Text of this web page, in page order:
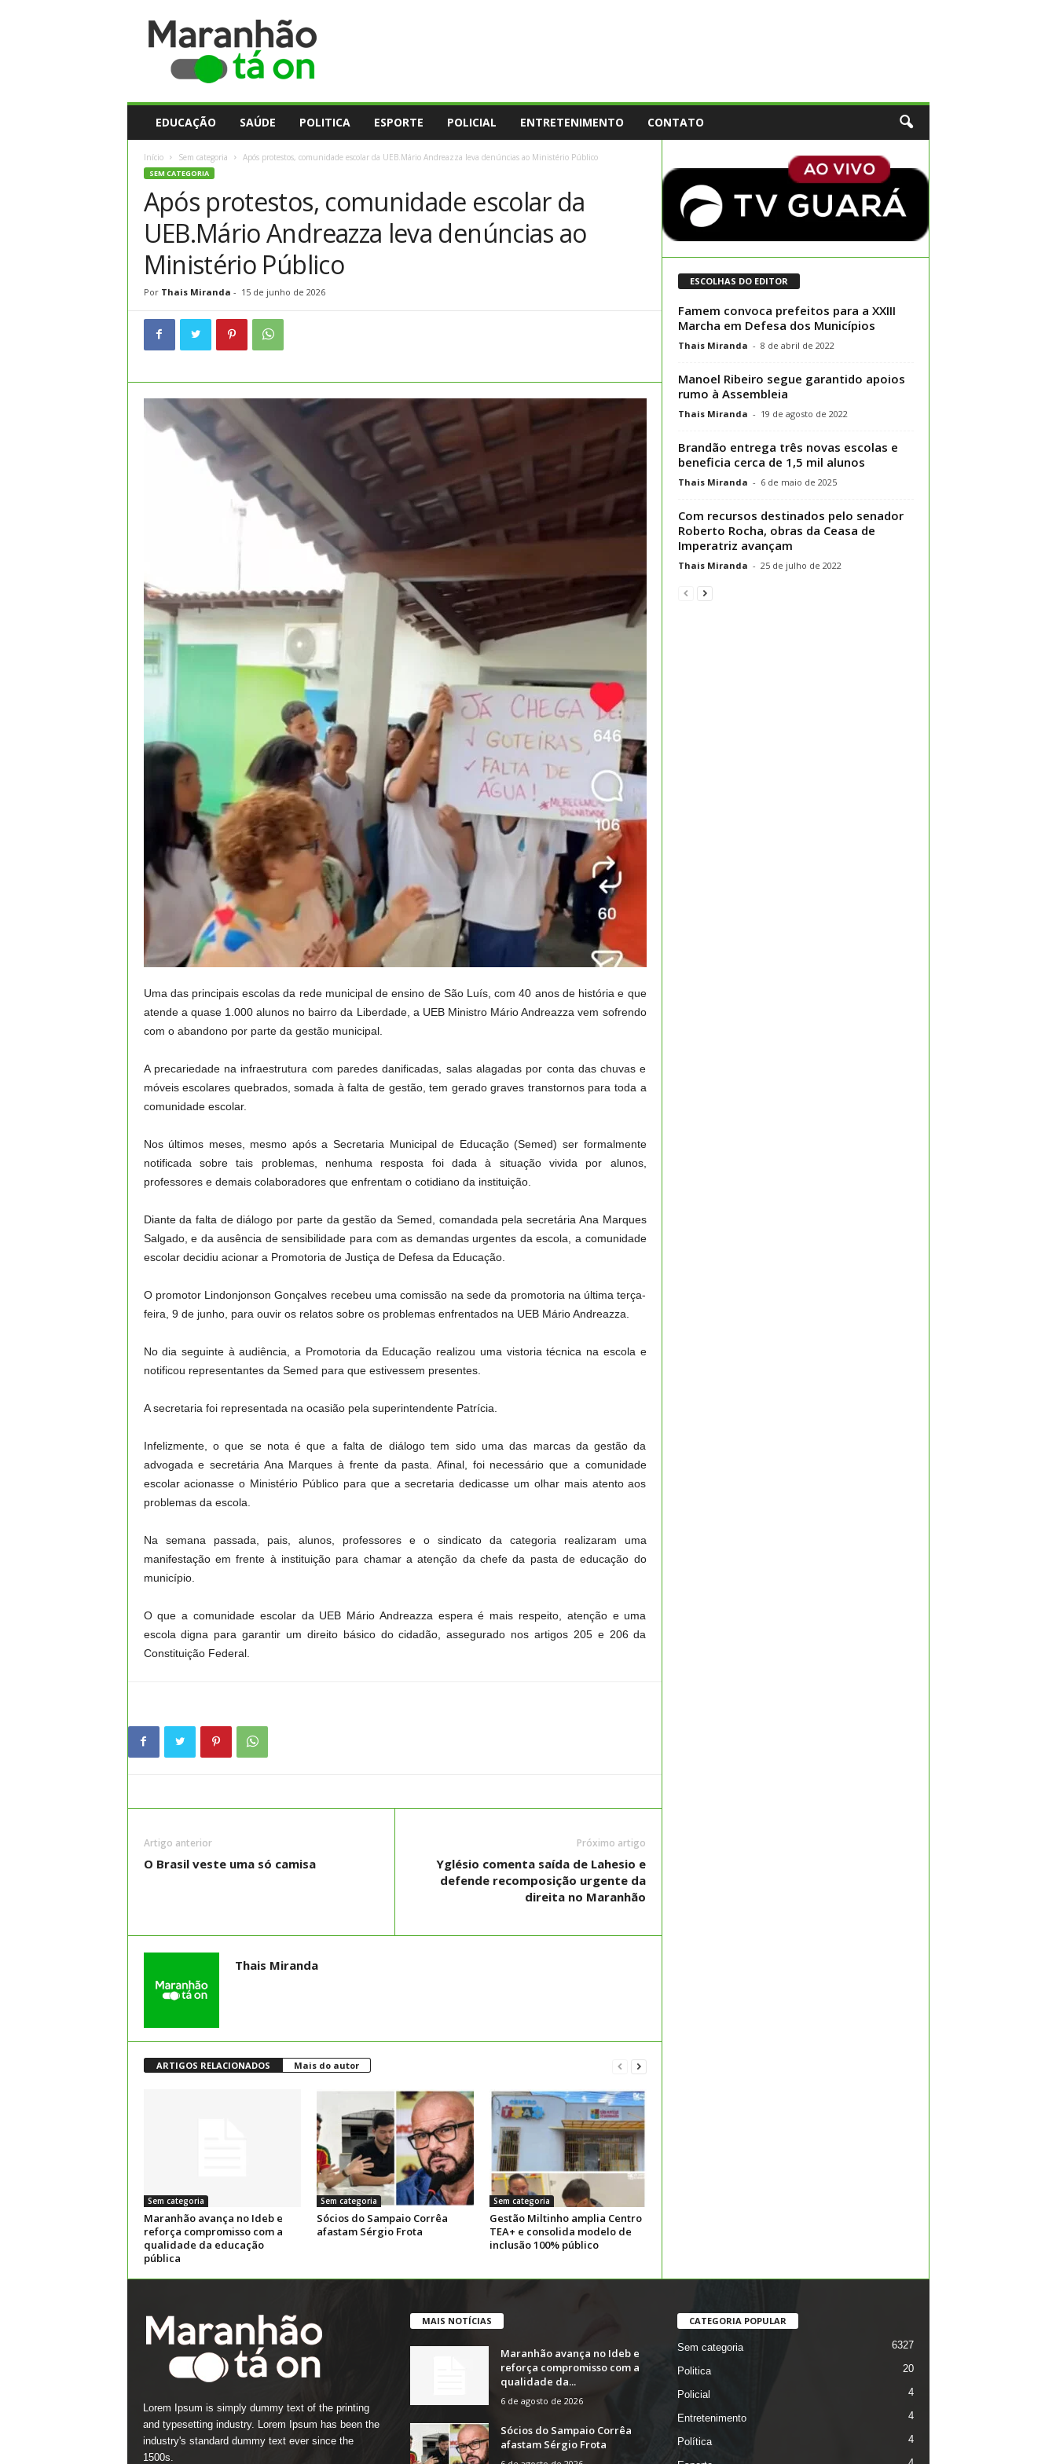
EDUCAÇÃO SAÚDE POLITICA ESPORTE POLICIAL ENTRETENIMENTO CONTATO
Início Sem categoria Após protestos, comunidade escolar da UEB.Mário Andreazza leva denúncias ao Ministério Público
SEM CATEGORIA
Após protestos, comunidade escolar da
UEB.Mário Andreazza leva denúncias ao
Ministério Público
Por Thais Miranda - 15 de junho de 2026
Uma das principais escolas da rede municipal de ensino de São Luís, com 40 anos de história e que
atende a quase 1.000 alunos no bairro da Liberdade, a UEB Ministro Mário Andreazza vem sofrendo
com o abandono por parte da gestão municipal.
​A precariedade na infraestrutura com paredes danificadas, salas alagadas por conta das chuvas e
móveis escolares quebrados, somada à falta de gestão, tem gerado graves transtornos para toda a
comunidade escolar.
Nos últimos meses, mesmo após a Secretaria Municipal de Educação (Semed) ser formalmente
notificada sobre tais problemas, nenhuma resposta foi dada à situação vivida por alunos,
professores e demais colaboradores que enfrentam o cotidiano da instituição.
​Diante da falta de diálogo por parte da gestão da Semed, comandada pela secretária Ana Marques
Salgado, e da ausência de sensibilidade para com as demandas urgentes da escola, a comunidade
escolar decidiu acionar a Promotoria de Justiça de Defesa da Educação.
O promotor Lindonjonson Gonçalves recebeu uma comissão na sede da promotoria na última terça-
feira, 9 de junho, para ouvir os relatos sobre os problemas enfrentados na UEB Mário Andreazza.
​No dia seguinte à audiência, a Promotoria da Educação realizou uma vistoria técnica na escola e
notificou representantes da Semed para que estivessem presentes.
A secretaria foi representada na ocasião pela superintendente Patrícia.
​Infelizmente, o que se nota é que a falta de diálogo tem sido uma das marcas da gestão da
advogada e secretária Ana Marques à frente da pasta. Afinal, foi necessário que a comunidade
escolar acionasse o Ministério Público para que a secretaria dedicasse um olhar mais atento aos
problemas da escola.
Na semana passada, pais, alunos, professores e o sindicato da categoria realizaram uma
manifestação em frente à instituição para chamar a atenção da chefe da pasta de educação do
município.
O que a comunidade escolar da UEB Mário Andreazza espera é mais respeito, atenção e uma
escola digna para garantir um direito básico do cidadão, assegurado nos artigos 205 e 206 da
Constituição Federal.
Artigo anterior
O Brasil veste uma só camisa
Próximo artigo
Yglésio comenta saída de Lahesio e
defende recomposição urgente da
direita no Maranhão
Thais Miranda
ARTIGOS RELACIONADOS Mais do autor
Sem categoria
Maranhão avança no Ideb e
reforça compromisso com a
qualidade da educação
pública
Sem categoria
Sócios do Sampaio Corrêa
afastam Sérgio Frota
Sem categoria
Gestão Miltinho amplia Centro
TEA+ e consolida modelo de
inclusão 100% público
ESCOLHAS DO EDITOR
Famem convoca prefeitos para a XXIII
Marcha em Defesa dos Municípios
Thais Miranda - 8 de abril de 2022
Manoel Ribeiro segue garantido apoios
rumo à Assembleia
Thais Miranda - 19 de agosto de 2022
Brandão entrega três novas escolas e
beneficia cerca de 1,5 mil alunos
Thais Miranda - 6 de maio de 2025
Com recursos destinados pelo senador
Roberto Rocha, obras da Ceasa de
Imperatriz avançam
Thais Miranda - 25 de julho de 2022
Lorem Ipsum is simply dummy text of the printing
and typesetting industry. Lorem Ipsum has been the
industry's standard dummy text ever since the
1500s.
MAIS NOTÍCIAS
Maranhão avança no Ideb e
reforça compromisso com a
qualidade da...
6 de agosto de 2026
Sócios do Sampaio Corrêa
afastam Sérgio Frota
CATEGORIA POPULAR
Sem categoria 6327
Politica 20
Policial 4
Entretenimento 4
Política 4